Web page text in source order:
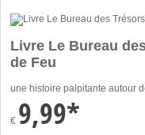
Livre Le Bureau
de Feu
une histoire palpitante autour
€ 9,99*